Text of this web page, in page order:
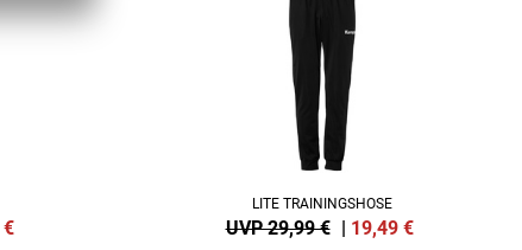
€
LITE TRAININGSHOSE
UVP 29,99 € | 19,49 €